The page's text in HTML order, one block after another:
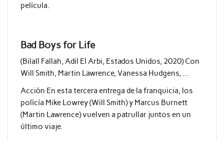
película.
Bad Boys for Life
(Bilall Fallah, Adil El Arbi, Estados Unidos, 2020) Con
Will Smith, Martin Lawrence, Vanessa Hudgens, …
Acción En esta tercera entrega de la franquicia, los
polícía Mike Lowrey (Will Smith) y Marcus Burnett
(Martin Lawrence) vuelven a patrullar juntos en un
último viaje.